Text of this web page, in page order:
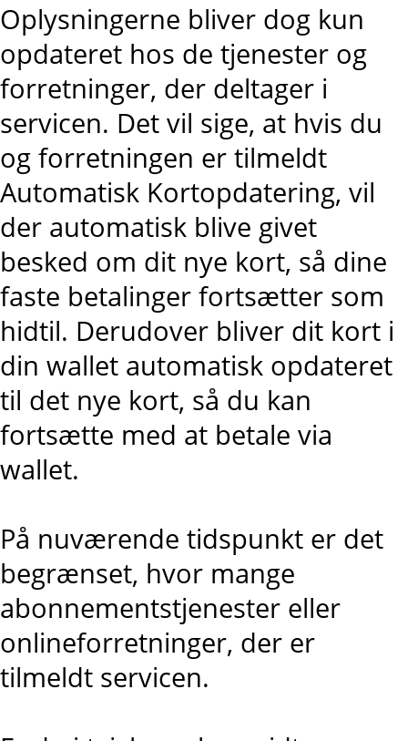
Oplysningerne bliver dog kun
opdateret hos de tjenester og
forretninger, der deltager i
servicen. Det vil sige, at hvis du
og forretningen er tilmeldt
Automatisk Kortopdatering, vil
der automatisk blive givet
besked om dit nye kort, så dine
faste betalinger fortsætter som
hidtil. Derudover bliver dit kort i
din wallet automatisk opdateret
til det nye kort, så du kan
fortsætte med at betale via
wallet.
På nuværende tidspunkt er det
begrænset, hvor mange
abonnementstjenester eller
onlineforretninger, der er
tilmeldt servicen.